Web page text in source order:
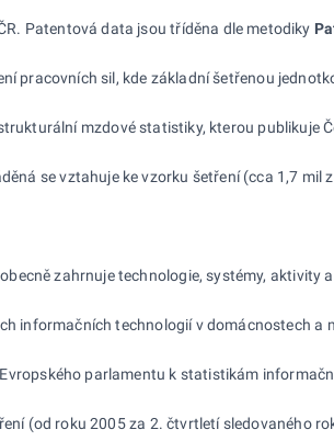
Patentová data jsou tříděna dle metodiky
pracovních sil, kde základní šetřenou
mzdové statistiky, kterou publikuje
se vztahuje ke vzorku šetření (cca 1,7 mil
zahrnuje technologie, systémy, aktivity
informačních technologií v domácnostech
parlamentu k statistikám
(od roku 2005 za 2. čtvrtletí sledovaného